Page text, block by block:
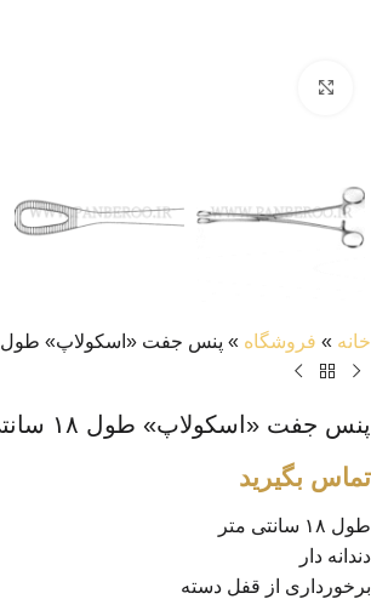
خانه » فروشگاه » پنس جفت «اسکولاپ» طول ۱۸ سانتی متر
پنس جفت «اسکولاپ» طول ۱۸ سانتی متر
تماس بگیرید
طول ۱۸ سانتی متر
دندانه دار
برخورداری از قفل دسته